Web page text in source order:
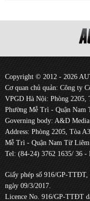
Copyright © 2012 - 2026
Cơ quan chủ quản: Công ty
VPGD Hà Nội: Phòng
Phường Mễ Trì - Quận Nam
Governing body: A&D
Address: Phòng 2205, Tòa
Mễ Trì - Quận Nam Từ
Tel: (84-24) 3762 1635/ 36 -
Giấy phép số 916/GP-
ngày 09/3/2017.
Licence No. 916/GP-TTĐT